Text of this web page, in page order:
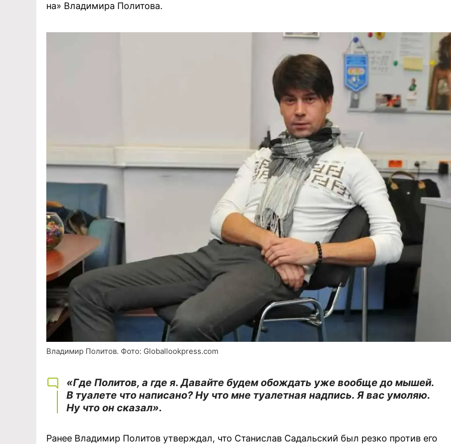
на» Владимира Политова.
Владимир Политов. Фото: Globallookpress.com
«Где Политов, а где я. Давайте будем обождать уже вообще до мышей.
В туалете что написано? Ну что мне туалетная надпись. Я вас умоляю.
Ну что он сказал».
Ранее Владимир Политов утверждал, что Станислав Садальский был резко против его